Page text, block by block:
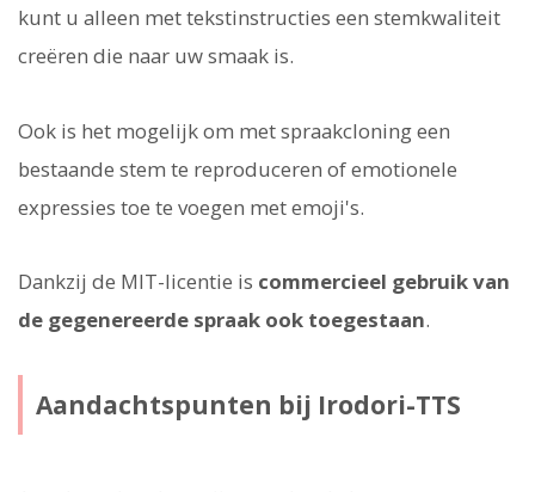
kunt u alleen met tekstinstructies een stemkwaliteit
creëren die naar uw smaak is.
Ook is het mogelijk om met spraakcloning een
bestaande stem te reproduceren of emotionele
expressies toe te voegen met emoji's.
Dankzij de MIT-licentie is commercieel gebruik van
de gegenereerde spraak ook toegestaan.
Aandachtspunten bij Irodori-TTS